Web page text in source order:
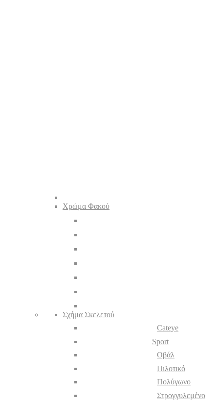
Χρώμα Φακού
Σχήμα Σκελετού
Cateye
Sport
Οβάλ
Πιλοτικό
Πολύγωνο
Στρογγυλεμένο